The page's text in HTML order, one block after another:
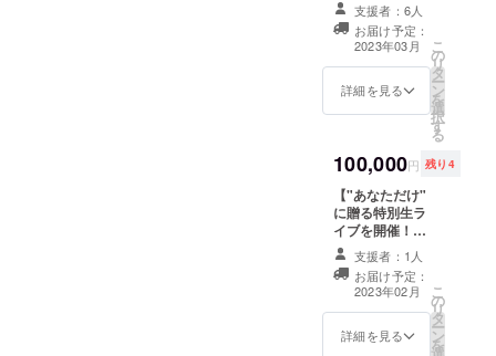
発売後、2023年
1月頃を予定して
おります。 有観
客での開催は予
ん。 《リターン
内容》 ・限定配
[A] - Band ver. -
・アルバム[B] -
Acoustic ver. -
・手書きメッ
セージカード ・
クラウドファン
ディング限定オ
リジナルパス
ケース（非売
き限定ポスト
CDやグッズ、ラ
イブの視聴権な
どのリターンは
付属しません。
支援者様から頂
きます！ 毎日の
BGMのための特
別な演奏音源
や、 楽器を演奏
される方の新た
なレパートリー
になれば幸いで
す♪ 《お送り可
能な形式の例》
源]ピアノソロで
支援者：6人
お届け予定：
2023年03月
詳細を見る
こ
の
リ
タ
ー
ン
を
選
択
す
る
100,000円 残り4
【"あなただけ"
に贈る特別生ラ
イブを開催！】
日本国内のどこ
でも、支援者様
と1:1での超特別
コンサートを開
催致します。
1）基本的にピア
支援者：1人
お届け予定：
2023年02月
詳細を見る
こ
の
リ
タ
ー
ン
を